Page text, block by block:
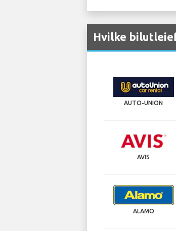
Hvilke
AUTO-UNION
AVIS
ALAMO